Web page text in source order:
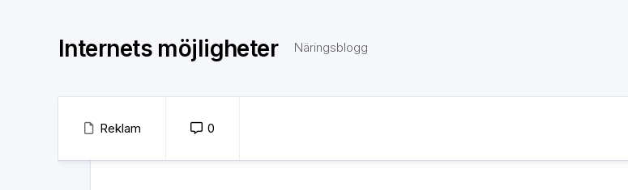
Internets möjligheter Näringsblogg
Reklam 0